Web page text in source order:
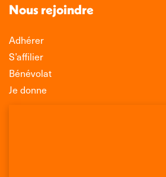
Nous rejoindre
Adhérer
S’affilier
Bénévolat
Je donne